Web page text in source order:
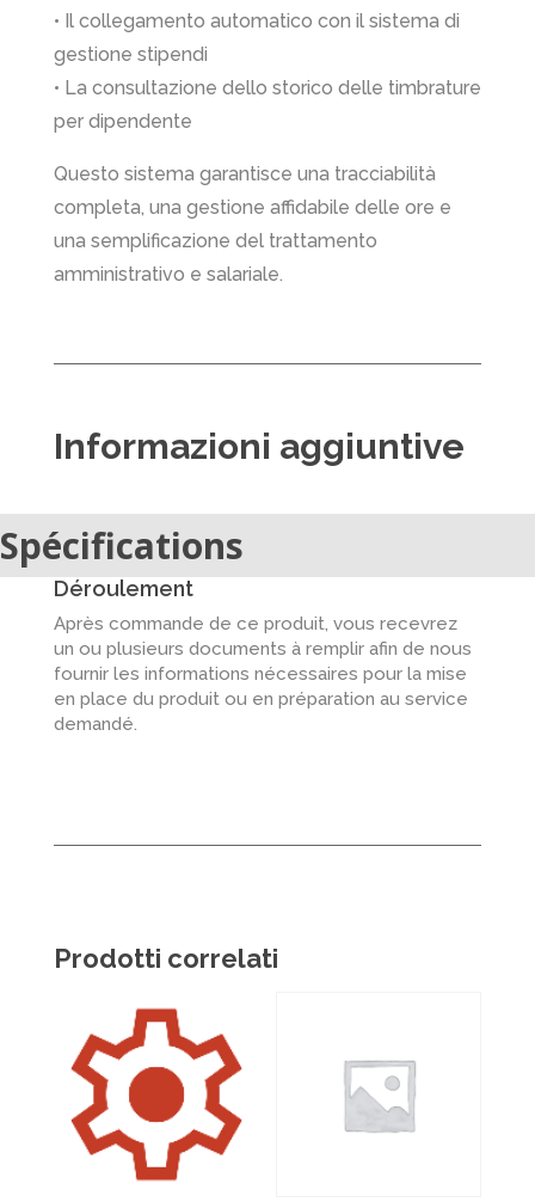
• Il collegamento automatico con il sistema di
gestione stipendi
• La consultazione dello storico delle timbrature
per dipendente
Questo sistema garantisce una tracciabilità
completa, una gestione affidabile delle ore e
una semplificazione del trattamento
amministrativo e salariale.
Informazioni aggiuntive
Spécifications
Déroulement
Après commande de ce produit, vous recevrez
un ou plusieurs documents à remplir afin de nous
fournir les informations nécessaires pour la mise
en place du produit ou en préparation au service
demandé.
Prodotti correlati